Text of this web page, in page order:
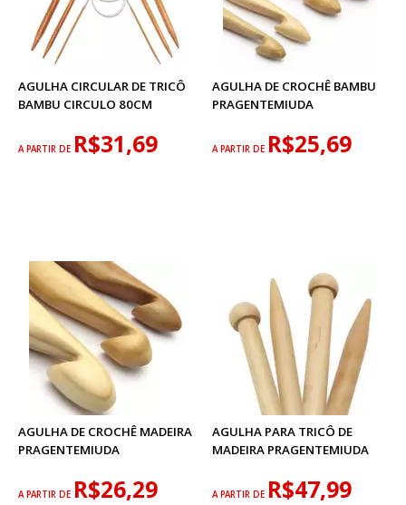
AGULHA CIRCULAR DE TRICÔ
BAMBU CIRCULO 80CM
A PARTIR DE R$31,69
AGULHA DE CROCHÊ BAMBU
PRAGENTEMIUDA
A PARTIR DE R$25,69
AGULHA DE CROCHÊ MADEIRA
PRAGENTEMIUDA
A PARTIR DE R$26,29
AGULHA PARA TRICÔ DE
MADEIRA PRAGENTEMIUDA
A PARTIR DE R$47,99